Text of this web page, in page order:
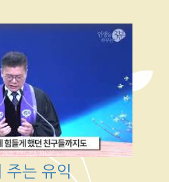
주는 유익